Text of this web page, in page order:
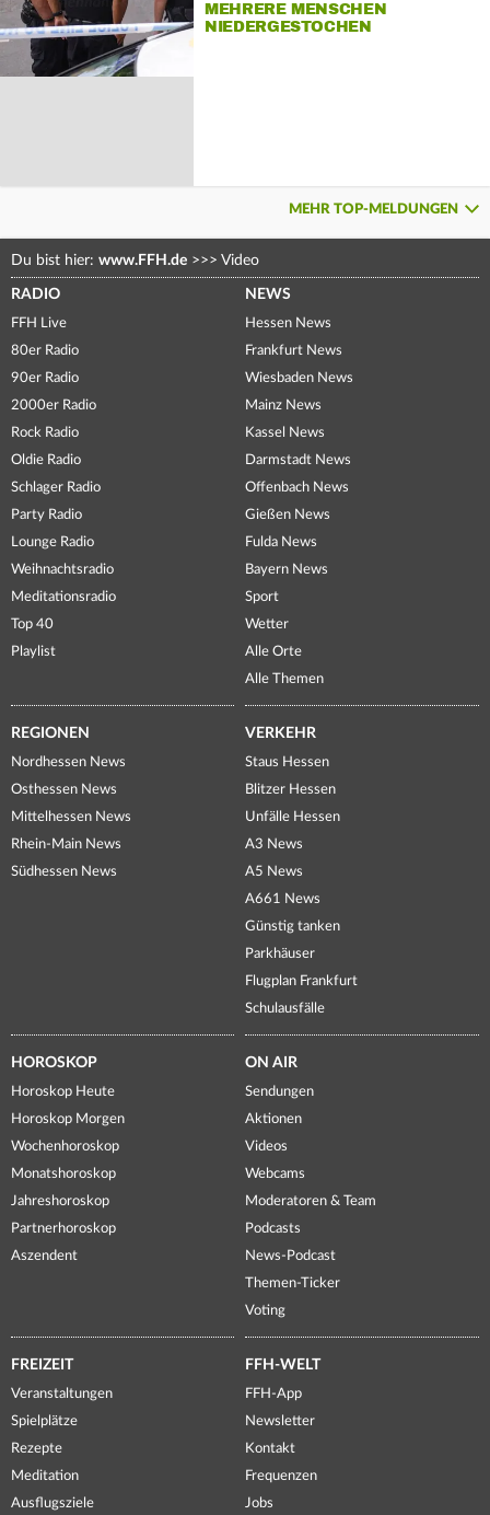
MEHRERE MENSCHEN
NIEDERGESTOCHEN
MEHR TOP-MELDUNGEN
Du bist hier: www.FFH.de >>> Video
RADIO
FFH Live
80er Radio
90er Radio
2000er Radio
Rock Radio
Oldie Radio
Schlager Radio
Party Radio
Lounge Radio
Weihnachtsradio
Meditationsradio
Top 40
Playlist
NEWS
Hessen News
Frankfurt News
Wiesbaden News
Mainz News
Kassel News
Darmstadt News
Offenbach News
Gießen News
Fulda News
Bayern News
Sport
Wetter
Alle Orte
Alle Themen
REGIONEN
Nordhessen News
Osthessen News
Mittelhessen News
Rhein-Main News
Südhessen News
VERKEHR
Staus Hessen
Blitzer Hessen
Unfälle Hessen
A3 News
A5 News
A661 News
Günstig tanken
Parkhäuser
Flugplan Frankfurt
Schulausfälle
HOROSKOP
Horoskop Heute
Horoskop Morgen
Wochenhoroskop
Monatshoroskop
Jahreshoroskop
Partnerhoroskop
Aszendent
ON AIR
Sendungen
Aktionen
Videos
Webcams
Moderatoren & Team
Podcasts
News-Podcast
Themen-Ticker
Voting
FREIZEIT
Veranstaltungen
Spielplätze
Rezepte
Meditation
Ausflugsziele
FFH-WELT
FFH-App
Newsletter
Kontakt
Frequenzen
Jobs